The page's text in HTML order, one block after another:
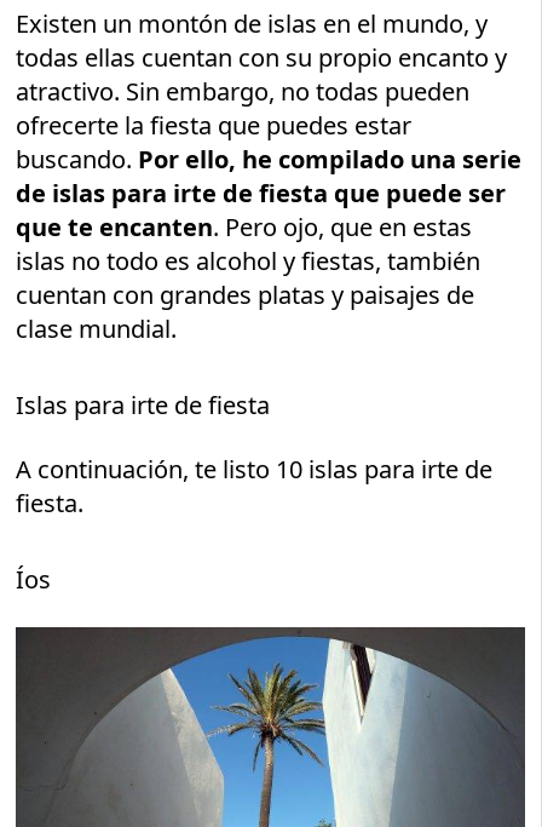
Existen un montón de islas en el mundo, y
todas ellas cuentan con su propio encanto y
atractivo. Sin embargo, no todas pueden
ofrecerte la fiesta que puedes estar
buscando. Por ello, he compilado una serie
de islas para irte de fiesta que puede ser
que te encanten. Pero ojo, que en estas
islas no todo es alcohol y fiestas, también
cuentan con grandes platas y paisajes de
clase mundial.
Islas para irte de fiesta
A continuación, te listo 10 islas para irte de
fiesta.
Íos